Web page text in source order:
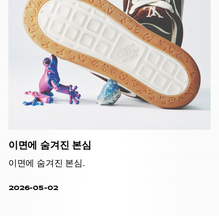
이면에 숨겨진 본심
이면에 숨겨진 본심.
2026-05-02